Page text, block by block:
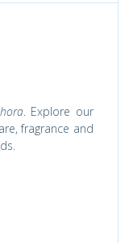
. Explore our
fragrance and